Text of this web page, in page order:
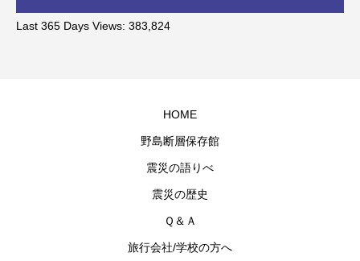
Last 365 Days Views: 383,824
HOME
野島断層保存館
震災の語りべ
震災の歴史
Ｑ＆Ａ
旅行会社/学校の方へ